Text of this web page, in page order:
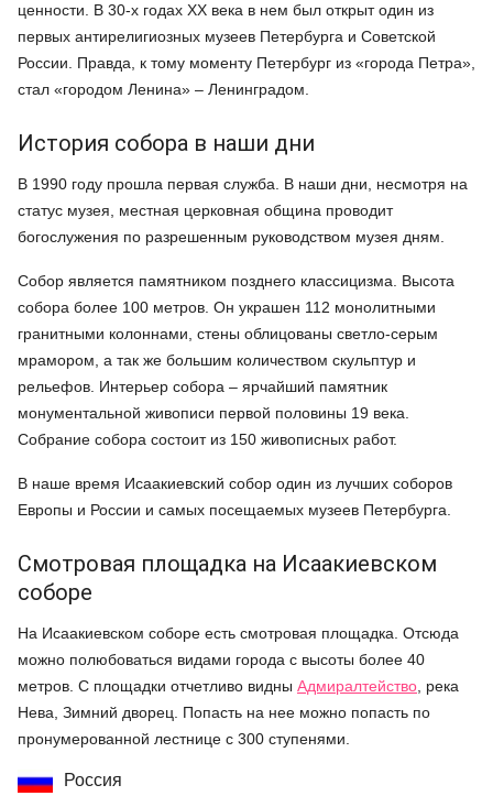
ценности. В 30-х годах XX века в нем был открыт один из
первых антирелигиозных музеев Петербурга и Советской
России. Правда, к тому моменту Петербург из «города Петра»,
стал «городом Ленина» – Ленинградом.
История собора в наши дни
В 1990 году прошла первая служба. В наши дни, несмотря на
статус музея, местная церковная община проводит
богослужения по разрешенным руководством музея дням.
Собор является памятником позднего классицизма. Высота
собора более 100 метров. Он украшен 112 монолитными
гранитными колоннами, стены облицованы светло-серым
мрамором, а так же большим количеством скульптур и
рельефов. Интерьер собора – ярчайший памятник
монументальной живописи первой половины 19 века.
Собрание собора состоит из 150 живописных работ.
В наше время Исаакиевский собор один из лучших соборов
Европы и России и самых посещаемых музеев Петербурга.
Смотровая площадка на Исаакиевском
соборе
На Исаакиевском соборе есть смотровая площадка. Отсюда
можно полюбоваться видами города с высоты более 40
метров. С площадки отчетливо видны Адмиралтейство , река
Нева, Зимний дворец. Попасть на нее можно попасть по
пронумерованной лестнице с 300 ступенями.
Россия